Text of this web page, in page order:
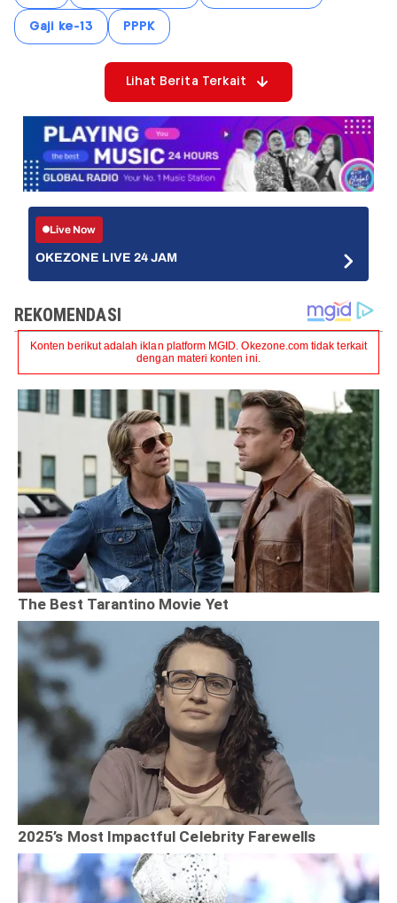
Gaji ke-13 PPPK
Lihat Berita Terkait
Live Now
OKEZONE LIVE 24 JAM